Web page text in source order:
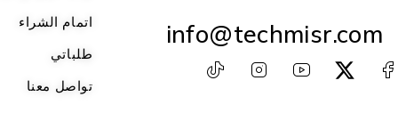
info@techmisr.com
اتمام الشراء
طلباتي
تواصل معنا